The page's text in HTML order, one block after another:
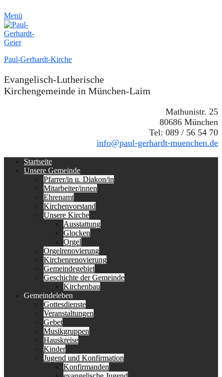
Menü
Paul-Gerhardt-Kirche
Evangelisch-Lutherische
Kirchengemeinde in München-Laim
Mathunistr. 25
80686 München
Tel: 089 / 56 54 70
info@paul-gerhardt-muenchen.de
Erstes
Menü
Startseite
Unsere Gemeinde
Pfarrer/in u. Diakon/in
Mitarbeiter/innen
Ehrenamt
Kirchenvorstand
Unsere Kirche
Ausstattung
Glocken
Orgel
Orgelrenovierung
Kirchenrenovierung
Gemeindegebiet
Geschichte der Gemeinde
Kirchenbau
Gemeindeleben
Gottesdienste
Veranstaltungen
Gebet
Musikgruppen
Hauskreise
Kinder
Jugend und Konfirmation
Konfirmanden